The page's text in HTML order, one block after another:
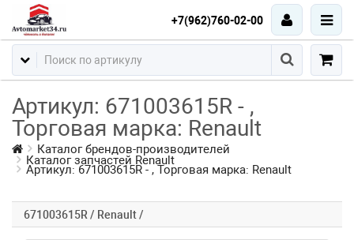
+7(962)760-02-00
Артикул: 671003615R - ,
Торговая марка: Renault
Каталог брендов-производителей
Каталог запчастей Renault
Артикул: 671003615R - , Торговая марка: Renault
671003615R / Renault /